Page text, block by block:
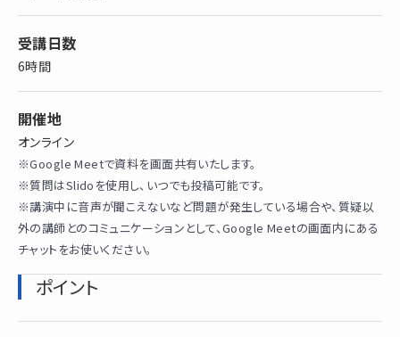
受講日数
6時間
開催地
オンライン
※Google Meetで資料を画面共有いたします。
※質問はSlidoを使用し、いつでも投稿可能です。
※講演中に音声が聞こえないなど問題が発生している場合や、質疑以
外の講師とのコミュニケーションとして、Google Meetの画面内にある
チャットをお使いください。
ポイント